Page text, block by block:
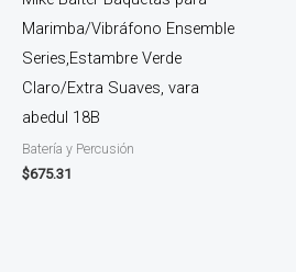
Marimba/Vibráfono Ensemble
Series,Estambre Verde
Claro/Extra Suaves, vara
abedul 18B
Batería y Percusión
$675.31